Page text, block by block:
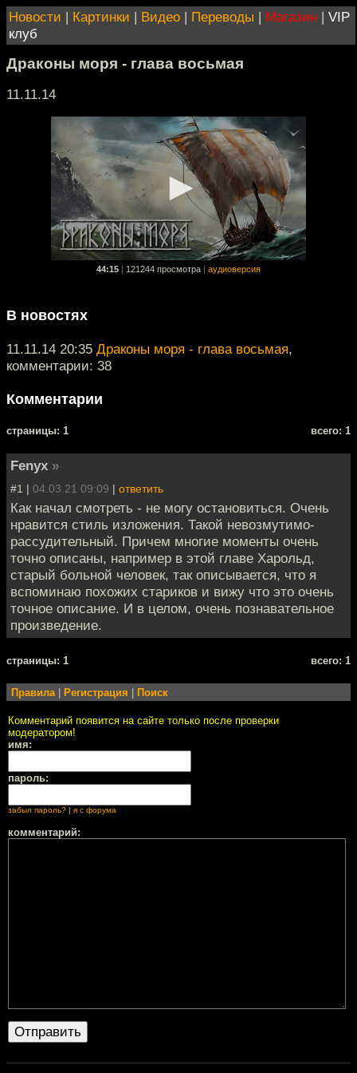
Новости | Картинки | Видео | Переводы | Магазин | VIP
клуб
Драконы моря - глава восьмая
11.11.14
44:15 121244 просмотра аудиоверсия
В новостях
11.11.14 20:35 Драконы моря - глава восьмая,
комментарии: 38
Комментарии
cтраницы: 1 всего: 1
Fenyx »
#1 | 04.03.21 09:09 | ответить
Как начал смотреть - не могу остановиться. Очень
нравится стиль изложения. Такой невозмутимо-
рассудительный. Причем многие моменты очень
точно описаны, например в этой главе Харольд,
старый больной человек, так описывается, что я
вспоминаю похожих стариков и вижу что это очень
точное описание. И в целом, очень познавательное
произведение.
cтраницы: 1 всего: 1
Правила| Регистрация Поиск
Комментарий появится на сайте только после проверки
модератором!
имя:
пароль:
забыл пароль? я с форума
комментарий: